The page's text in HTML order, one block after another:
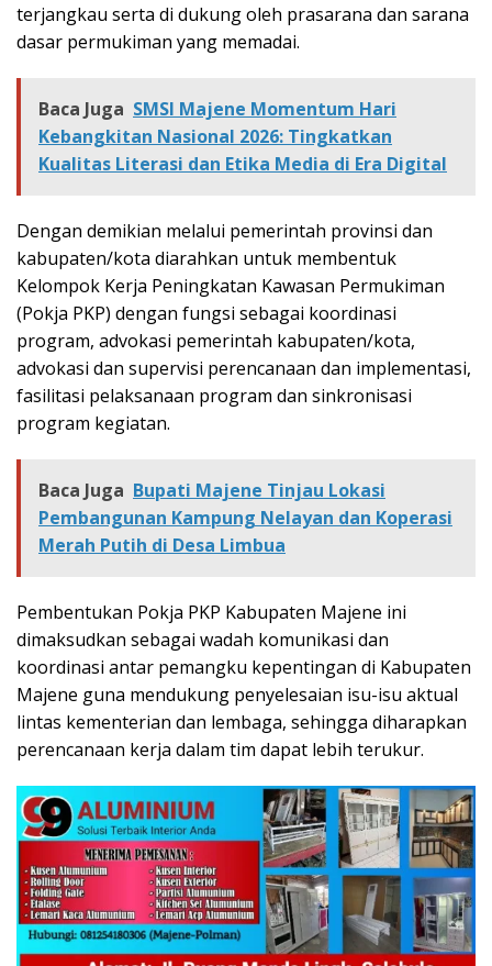
terjangkau serta di dukung oleh prasarana dan sarana
dasar permukiman yang memadai.
Baca Juga SMSI Majene Momentum Hari
Kebangkitan Nasional 2026: Tingkatkan
Kualitas Literasi dan Etika Media di Era Digital
Dengan demikian melalui pemerintah provinsi dan
kabupaten/kota diarahkan untuk membentuk
Kelompok Kerja Peningkatan Kawasan Permukiman
(Pokja PKP) dengan fungsi sebagai koordinasi
program, advokasi pemerintah kabupaten/kota,
advokasi dan supervisi perencanaan dan implementasi,
fasilitasi pelaksanaan program dan sinkronisasi
program kegiatan.
Baca Juga Bupati Majene Tinjau Lokasi
Pembangunan Kampung Nelayan dan Koperasi
Merah Putih di Desa Limbua
Pembentukan Pokja PKP Kabupaten Majene ini
dimaksudkan sebagai wadah komunikasi dan
koordinasi antar pemangku kepentingan di Kabupaten
Majene guna mendukung penyelesaian isu-isu aktual
lintas kementerian dan lembaga, sehingga diharapkan
perencanaan kerja dalam tim dapat lebih terukur.